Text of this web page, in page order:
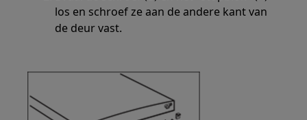
los en schroef ze aan de andere kant van
de deur vast.